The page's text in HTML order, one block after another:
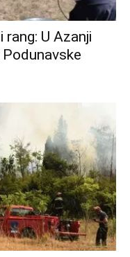
U Azanji